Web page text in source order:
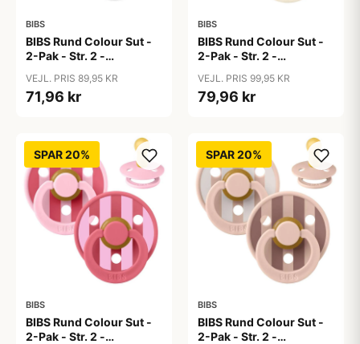
BIBS
BIBS Rund Colour Sut -
2-Pak - Str. 2 -
Black/White
VEJL. PRIS 89,95 KR
71,96 kr
BIBS
BIBS Rund Colour Sut -
2-Pak - Str. 2 -
Studio - Baby Blue/Dusty
Blue Mix
VEJL. PRIS 99,95 KR
79,96 kr
SPAR 20%
BIBS
BIBS Rund Colour Sut -
2-Pak - Str. 2 -
SPAR 20%
BIBS
BIBS Rund Colour Sut -
2-Pak - Str. 2 -